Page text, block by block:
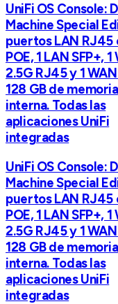
UniFi OS Console:
Machine Special
puertos LAN RJ45
POE, 1 LAN SFP+, 1
2.5G RJ45 y 1
128 GB de memoria
interna. Todas las
aplicaciones UniFi
integradas
UniFi OS Console:
Machine Special
puertos LAN RJ45
POE, 1 LAN SFP+, 1
2.5G RJ45 y 1
128 GB de memoria
interna. Todas las
aplicaciones UniFi
integradas